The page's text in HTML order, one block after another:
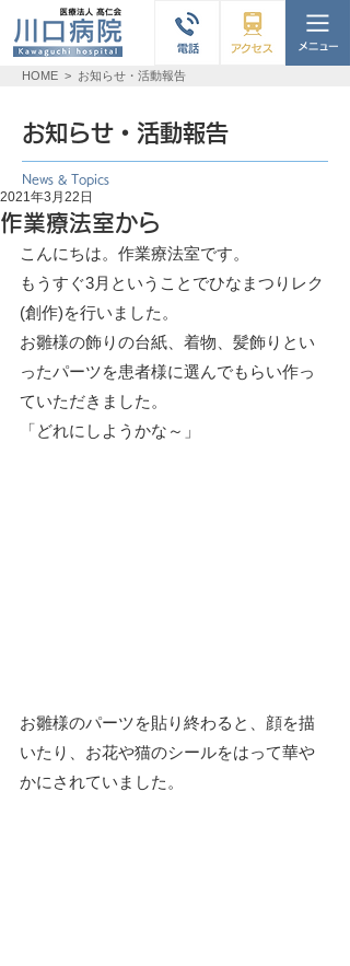
HOME > お知らせ・活動報告
お知らせ・活動報告
News & Topics
作業療法室から
2021年3月22日
こんにちは。作業療法室です。
もうすぐ3月ということでひなまつりレク
(創作)を行いました。
お雛様の飾りの台紙、着物、髪飾りとい
ったパーツを患者様に選んでもらい作っ
ていただきました。
「どれにしようかな～」
お雛様のパーツを貼り終わると、顔を描
いたり、お花や猫のシールをはって華や
かにされていました。